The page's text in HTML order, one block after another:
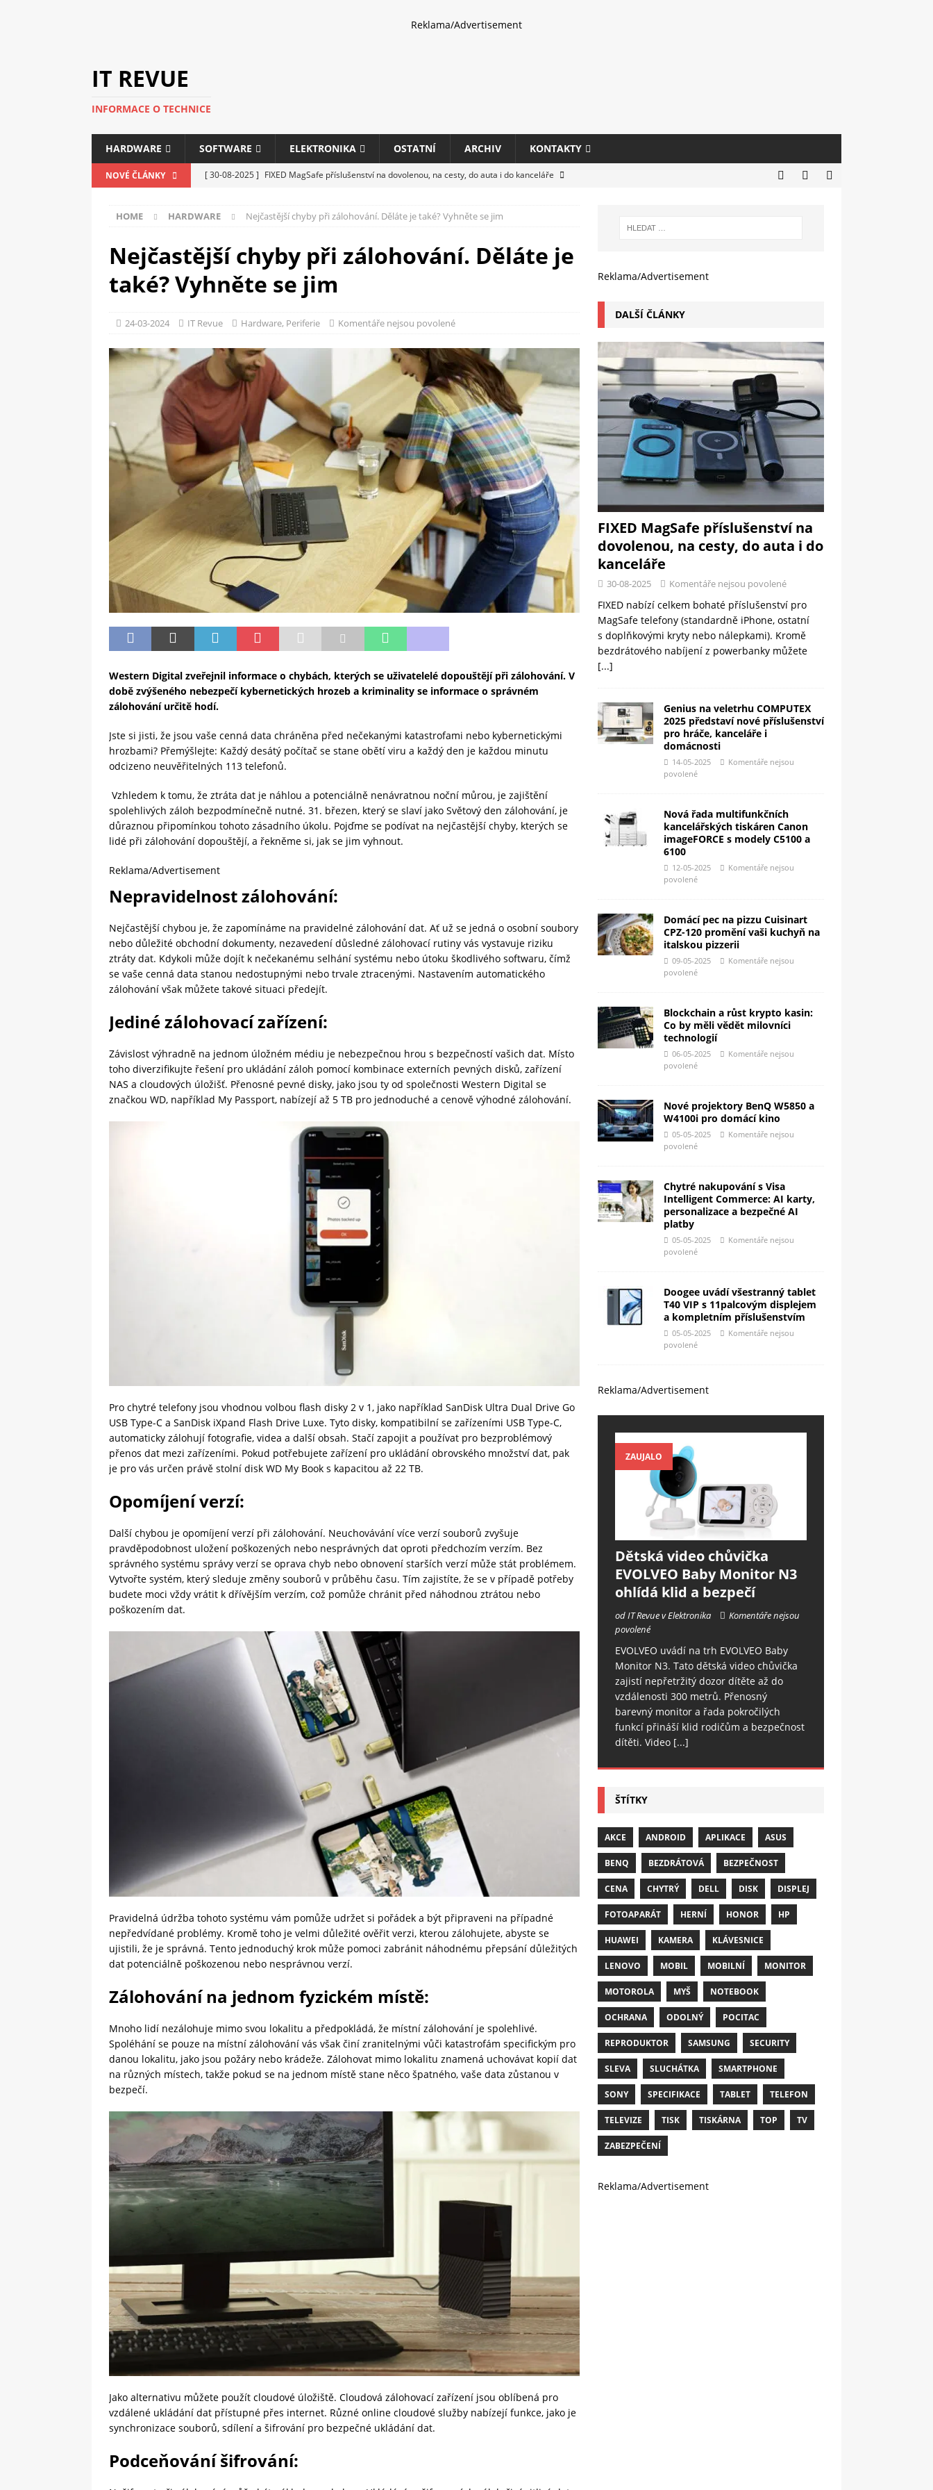
Reklama/Advertisement
IT REVUE
INFORMACE O TECHNICE
HARDWARE SOFTWARE ELEKTRONIKA OSTATNÍ ARCHIV KONTAKTY
NOVÉ ČLÁNKY [ 30-08-2025 ] FIXED MagSafe příslušenství na dovolenou, na cesty, do auta i do kanceláře
[ 14-05-2025 ] Genius na veletrhu COMPUTEX 2025 představí nové příslušenství pro hráče,
kanceláře i domácnosti
HARDWARE
[ 12-05-2025 ]
Nová řada multifunkčních kancelářských tiskáren Canon imageFORCE s modely
C5100 a 6100
PERIFERIE
[ 06-05-2025 ] Blockchain a růst krypto kasin: Co by měli vědět milovníci technologií
SOFTWARE
HOME HARDWARE Nejčastější chyby při zálohování. Děláte je také? Vyhněte se jim
Nejčastější chyby při zálohování. Děláte je
také? Vyhněte se jim
24-03-2024 IT Revue Hardware, Periferie Komentáře nejsou povolené
Western Digital zveřejnil informace o chybách, kterých se uživatelelé dopouštějí při zálohování. V
době zvýšeného nebezpečí kybernetických hrozeb a kriminality se informace o správném
zálohování určitě hodí.
Jste si jisti, že jsou vaše cenná data chráněna před nečekanými katastrofami nebo kybernetickými
hrozbami? Přemýšlejte: Každý desátý počítač se stane obětí viru a každý den je každou minutu
odcizeno neuvěřitelných 113 telefonů.
Vzhledem k tomu, že ztráta dat je náhlou a potenciálně nenávratnou noční můrou, je zajištění
spolehlivých záloh bezpodmínečně nutné. 31. březen, který se slaví jako Světový den zálohování, je
důraznou připomínkou tohoto zásadního úkolu. Pojďme se podívat na nejčastější chyby, kterých se
lidé při zálohování dopouštějí, a řekněme si, jak se jim vyhnout.
Reklama/Advertisement
Nepravidelnost zálohování:
Nejčastější chybou je, že zapomínáme na pravidelné zálohování dat. Ať už se jedná o osobní soubory
nebo důležité obchodní dokumenty, nezavedení důsledné zálohovací rutiny vás vystavuje riziku
ztráty dat. Kdykoli může dojít k nečekanému selhání systému nebo útoku škodlivého softwaru, čímž
se vaše cenná data stanou nedostupnými nebo trvale ztracenými. Nastavením automatického
zálohování však můžete takové situaci předejít.
Jediné zálohovací zařízení:
Závislost výhradně na jednom úložném médiu je nebezpečnou hrou s bezpečností vašich dat. Místo
toho diverzifikujte řešení pro ukládání záloh pomocí kombinace externích pevných disků, zařízení
NAS a cloudových úložišť. Přenosné pevné disky, jako jsou ty od společnosti Western Digital se
značkou WD, například My Passport, nabízejí až 5 TB pro jednoduché a cenově výhodné zálohování.
Pro chytré telefony jsou vhodnou volbou flash disky 2 v 1, jako například SanDisk Ultra Dual Drive Go
USB Type-C a SanDisk iXpand Flash Drive Luxe. Tyto disky, kompatibilní se zařízeními USB Type-C,
automaticky zálohují fotografie, videa a další obsah. Stačí zapojit a používat pro bezproblémový
přenos dat mezi zařízeními. Pokud potřebujete zařízení pro ukládání obrovského množství dat, pak
je pro vás určen právě stolní disk WD My Book s kapacitou až 22 TB.
Opomíjení verzí:
Další chybou je opomíjení verzí při zálohování. Neuchovávání více verzí souborů zvyšuje
pravděpodobnost uložení poškozených nebo nesprávných dat oproti předchozím verzím. Bez
správného systému správy verzí se oprava chyb nebo obnovení starších verzí může stát problémem.
Vytvořte systém, který sleduje změny souborů v průběhu času. Tím zajistíte, že se v případě potřeby
budete moci vždy vrátit k dřívějším verzím, což pomůže chránit před náhodnou ztrátou nebo
poškozením dat.
Pravidelná údržba tohoto systému vám pomůže udržet si pořádek a být připraveni na případné
nepředvídané problémy. Kromě toho je velmi důležité ověřit verzi, kterou zálohujete, abyste se
ujistili, že je správná. Tento jednoduchý krok může pomoci zabránit náhodnému přepsání důležitých
dat potenciálně poškozenou nebo nesprávnou verzí.
Zálohování na jednom fyzickém místě:
Mnoho lidí nezálohuje mimo svou lokalitu a předpokládá, že místní zálohování je spolehlivé.
Spoléhání se pouze na místní zálohování vás však činí zranitelnými vůči katastrofám specifickým pro
danou lokalitu, jako jsou požáry nebo krádeže. Zálohovat mimo lokalitu znamená uchovávat kopií dat
na různých místech, takže pokud se na jednom místě stane něco špatného, vaše data zůstanou v
bezpečí.
Jako alternativu můžete použít cloudové úložiště. Cloudová zálohovací zařízení jsou oblíbená pro
vzdálené ukládání dat přístupné přes internet. Různé online cloudové služby nabízejí funkce, jako je
synchronizace souborů, sdílení a šifrování pro bezpečné ukládání dat.
Podceňování šifrování:
Reklama/Advertisement
DALŠÍ ČLÁNKY
FIXED MagSafe příslušenství na
dovolenou, na cesty, do auta i do
kanceláře
30-08-2025 Komentáře nejsou povolené
FIXED nabízí celkem bohaté příslušenství pro
MagSafe telefony (standardně iPhone, ostatní
s doplňkovými kryty nebo nálepkami). Kromě
bezdrátového nabíjení z powerbanky můžete
[...]
Genius na veletrhu COMPUTEX
2025 představí nové příslušenství
pro hráče, kanceláře i
domácnosti
14-05-2025
Komentáře nejsou
povolené
Nová řada multifunkčních
kancelářských tiskáren Canon
imageFORCE s modely C5100 a
6100
12-05-2025
Komentáře nejsou
povolené
Domácí pec na pizzu Cuisinart
CPZ-120 promění vaši kuchyň na
italskou pizzerii
09-05-2025
Komentáře nejsou
povolené
Blockchain a růst krypto kasin:
Co by měli vědět milovníci
technologií
06-05-2025
Komentáře nejsou
povolené
Nové projektory BenQ W5850 a
W4100i pro domácí kino
05-05-2025
Komentáře nejsou
povolené
Chytré nakupování s Visa
Intelligent Commerce: AI karty,
personalizace a bezpečné AI
platby
05-05-2025
Komentáře nejsou
povolené
Doogee uvádí všestranný tablet
T40 VIP s 11palcovým displejem
a kompletním příslušenstvím
05-05-2025
Komentáře nejsou
povolené
Reklama/Advertisement
ZAUJALO
Dětská video chůvička
EVOLVEO Baby Monitor N3
ohlídá klid a bezpečí
od IT Revue v Elektronika
Komentáře nejsou
povolené
EVOLVEO uvádí na trh EVOLVEO Baby
Monitor N3. Tato dětská video chůvička
zajistí nepřetržitý dozor dítěte až do
vzdálenosti 300 metrů. Přenosný
barevný monitor a řada pokročilých
funkcí přináší klid rodičům a bezpečnost
dítěti. Video [...]
ŠTÍTKY
AKCE ANDROID APLIKACE ASUS
BENQ BEZDRÁTOVÁ BEZPEČNOST
CENA CHYTRÝ DELL DISK DISPLEJ
FOTOAPARÁT HERNÍ HONOR HP
HUAWEI KAMERA KLÁVESNICE
LENOVO MOBIL MOBILNÍ MONITOR
MOTOROLA MYŠ NOTEBOOK
OCHRANA ODOLNÝ POCITAC
REPRODUKTOR SAMSUNG SECURITY
SLEVA SLUCHÁTKA SMARTPHONE
SONY SPECIFIKACE TABLET TELEFON
TELEVIZE TISK TISKÁRNA TOP TV
ZABEZPEČENÍ
Reklama/Advertisement